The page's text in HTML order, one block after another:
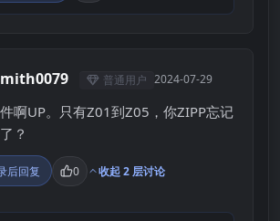
普通用户 2024-07-29
啊UP。只有Z01到Z05，你ZIPP忘记
？
后回复 0 收起 2 层讨论